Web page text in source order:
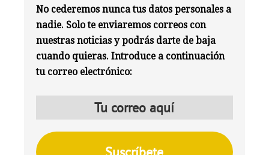
No cederemos nunca tus datos personales a
nadie. Solo te enviaremos correos con
nuestras noticias y podrás darte de baja
cuando quieras. Introduce a continuación
tu correo electrónico: